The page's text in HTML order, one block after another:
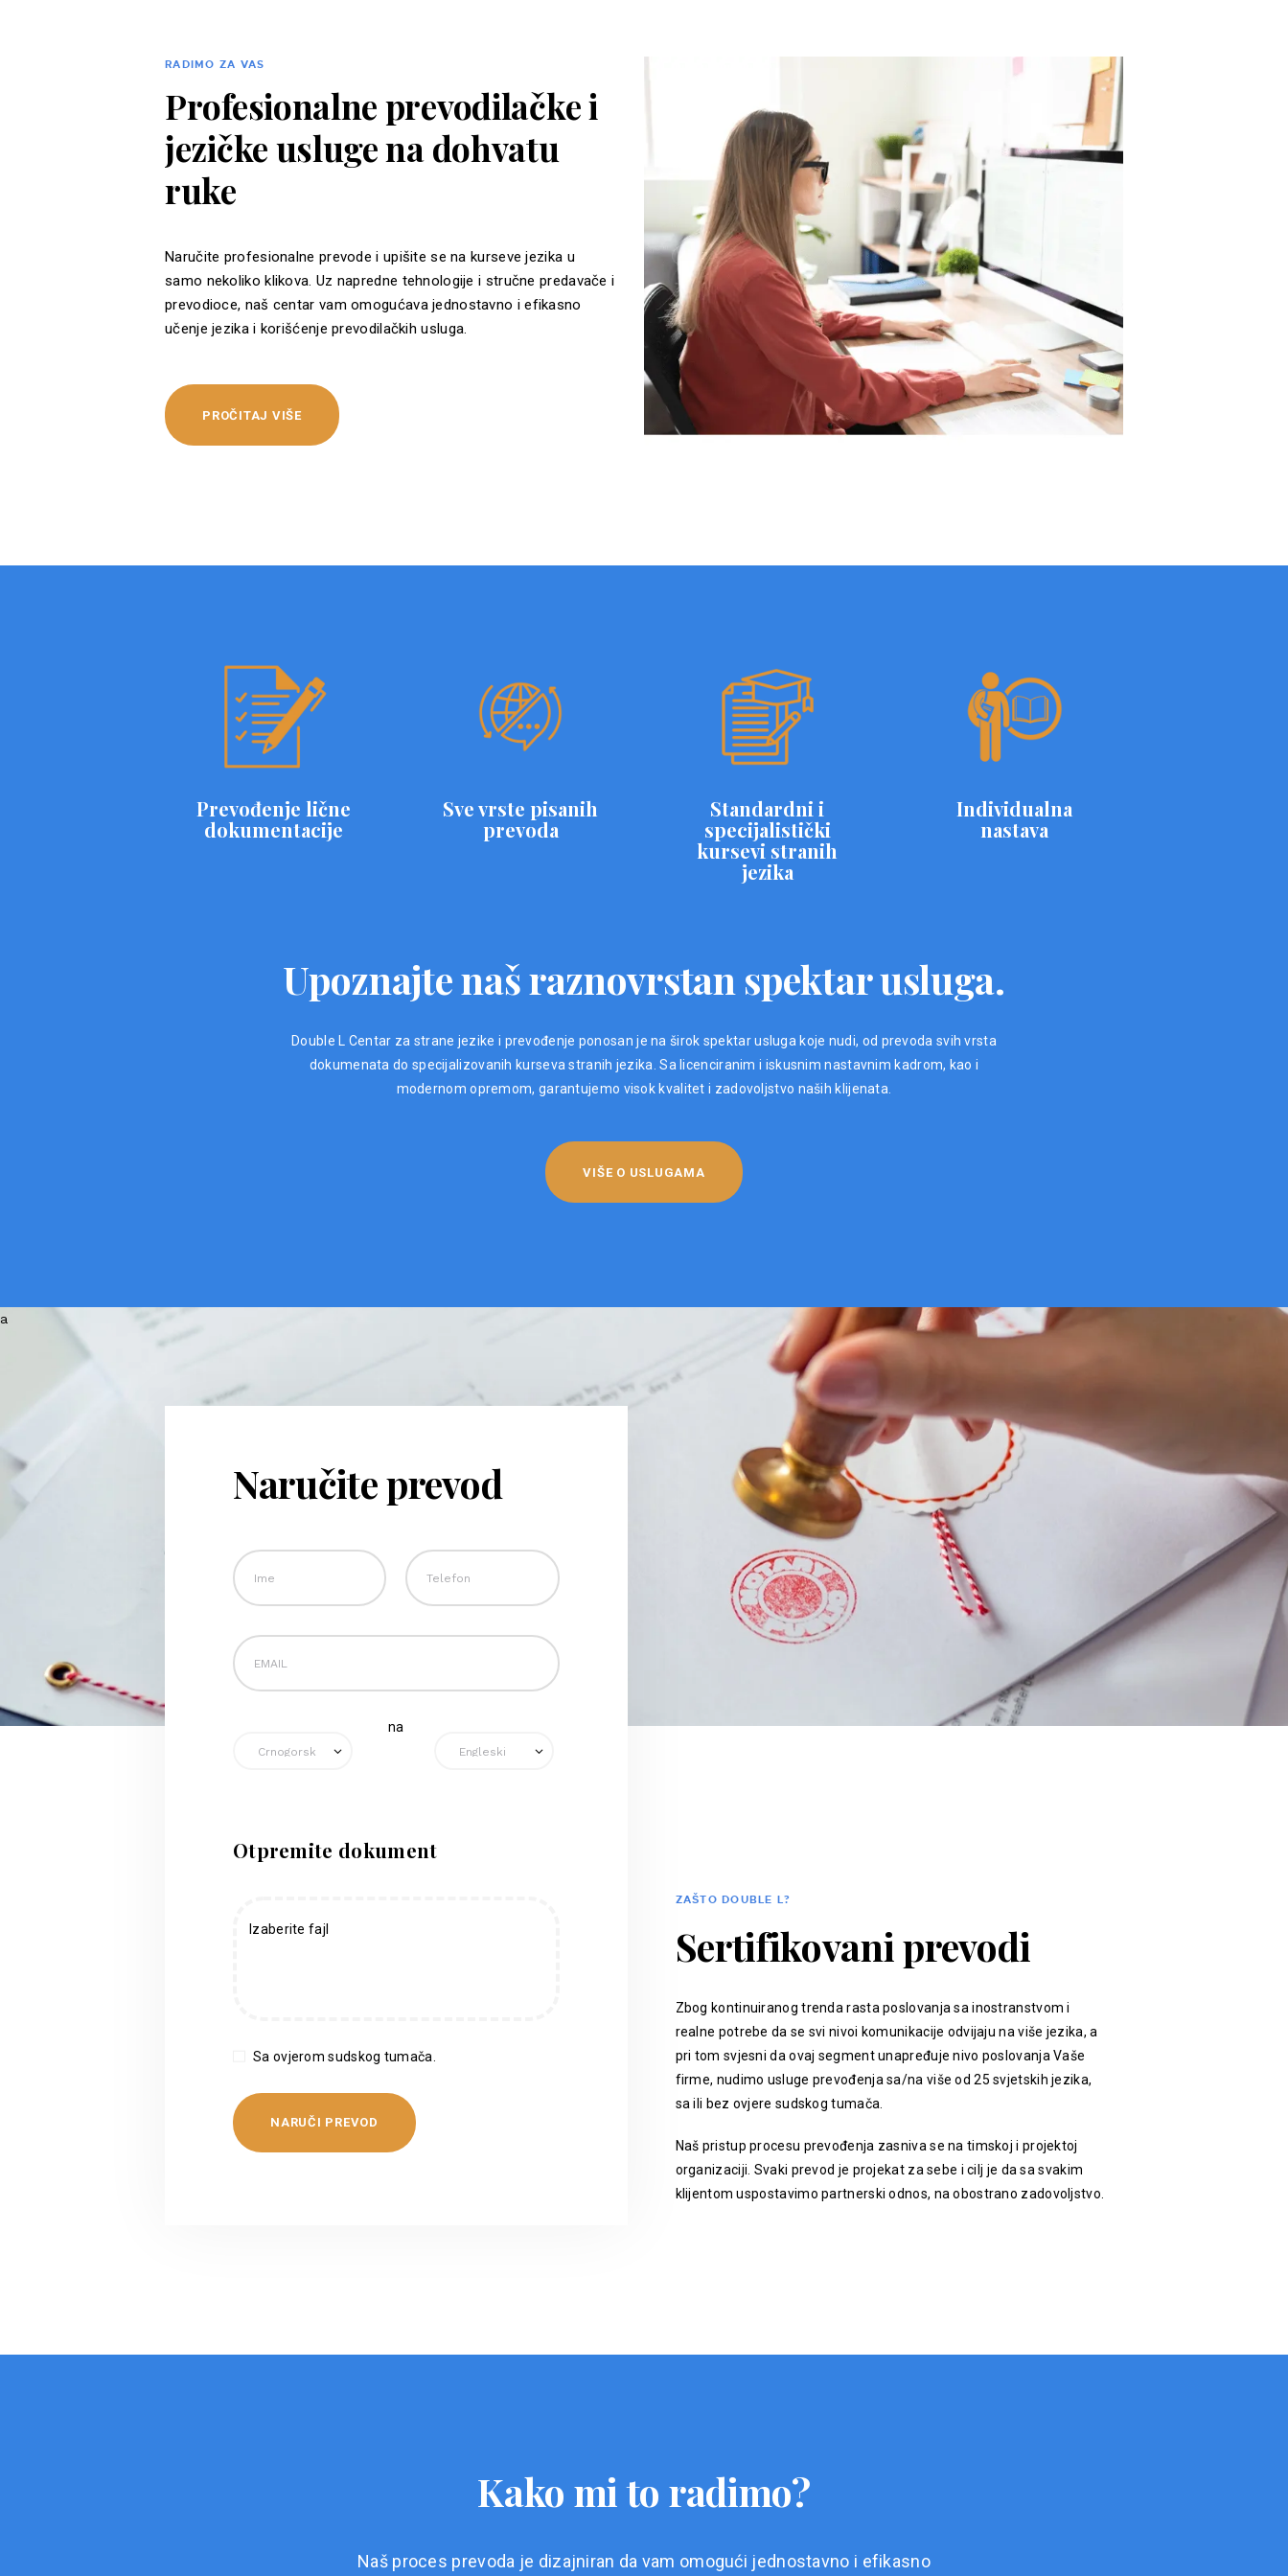
RADIMO ZA VAS
Profesionalne prevodilačke i
jezičke usluge na dohvatu
ruke
Naručite profesionalne prevode i upišite se na kurseve jezika u
samo nekoliko klikova. Uz napredne tehnologije i stručne predavače i
prevodioce, naš centar vam omogućava jednostavno i efikasno
učenje jezika i korišćenje prevodilačkih usluga.
PROČITAJ VIŠE
Prevođenje lične
dokumentacije
Sve vrste pisanih
prevoda
Standardni i
specijalistički
kursevi stranih
jezika
Individualna
nastava
Upoznajte naš raznovrstan spektar usluga.
Double L Centar za strane jezike i prevođenje ponosan je na širok spektar usluga koje nudi, od prevoda svih vrsta
dokumenata do specijalizovanih kurseva stranih jezika. Sa licenciranim i iskusnim nastavnim kadrom, kao i
modernom opremom, garantujemo visok kvalitet i zadovoljstvo naših klijenata.
VIŠE O USLUGAMA
Naručite prevod
na
Otpremite dokument
Izaberite fajl
Sa ovjerom sudskog tumača.
ZAŠTO DOUBLE L?
Sertifikovani prevodi
Zbog kontinuiranog trenda rasta poslovanja sa inostranstvom i
realne potrebe da se svi nivoi komunikacije odvijaju na više jezika, a
pri tom svjesni da ovaj segment unapređuje nivo poslovanja Vaše
firme, nudimo usluge prevođenja sa/na više od 25 svjetskih jezika,
sa ili bez ovjere sudskog tumača.
Naš pristup procesu prevođenja zasniva se na timskoj i projektoj
organizaciji. Svaki prevod je projekat za sebe i cilj je da sa svakim
klijentom uspostavimo partnerski odnos, na obostrano zadovoljstvo.
Kako mi to radimo?
Naš proces prevoda je dizajniran da vam omogući jednostavno i efikasno